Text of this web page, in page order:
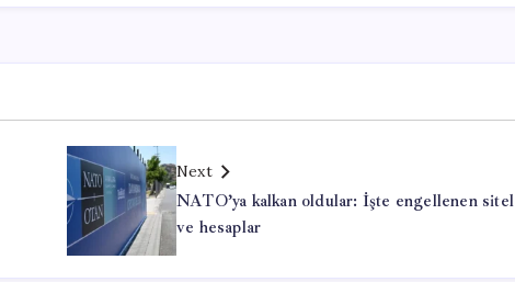
Next
NATO’ya kalkan oldular: İşte engellenen
ve hesaplar